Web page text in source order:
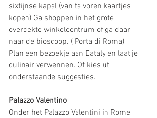
sixtijnse kapel (van te voren kaartjes
kopen) Ga shoppen in het grote
overdekte winkelcentrum of ga daar
naar de bioscoop. ( Porta di Roma)
Plan een bezoekje aan Eataly en laat je
culinair verwennen. Of kies ut
onderstaande suggesties.
Palazzo Valentino
Onder het Palazzo Valentini in Rome